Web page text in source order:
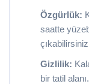
Özgürlük:
saatte
Gizlilik:
bir tatil alanı.